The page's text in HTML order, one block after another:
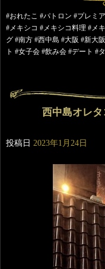
#おれたこ #パトロン #プレミ
#メキシコ #メキシコ料理 #メ
グ #南方 #西中島 #大阪 #新大
ト #女子会 #飲み会 #デート #
西中島オレタ
投稿日 2023年1月24日